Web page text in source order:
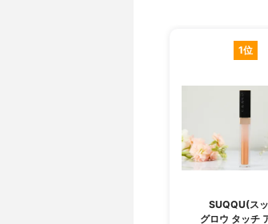
1位
SUQQU(ス
グロウ タッチ